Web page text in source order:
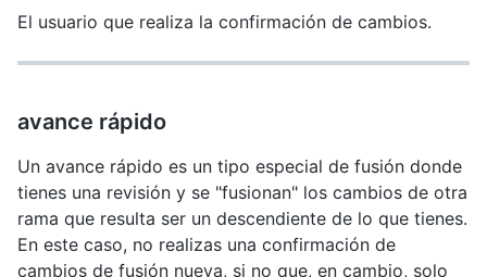
El usuario que realiza la confirmación de cambios.
avance rápido
Un avance rápido es un tipo especial de fusión donde
tienes una revisión y se "fusionan" los cambios de otra
rama que resulta ser un descendiente de lo que tienes.
En este caso, no realizas una confirmación de
cambios de fusión nueva, si no que, en cambio, solo